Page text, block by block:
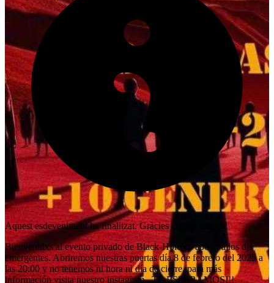
Aquest esdeveniment ha finalitzat. Gràcies pel teu interès!
Bienvenidxs al evento privado de Black-Hole en apoyo a los djs
emergentes. Abriremos nuestras puertas día 8 de febrero del 2025 a
las 20:00 y no tenemos ni hora ni día de cierre, para más
información visita nuestro instagram...TE ESPERAMOS!!!